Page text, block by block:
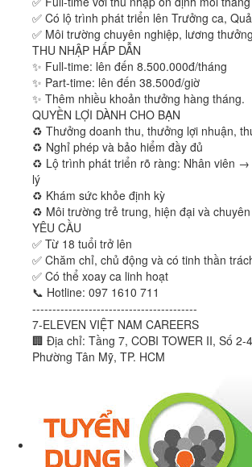
✅ Có lộ trình phát triển lên Trưởng ca,
✅ Môi trường chuyên nghiệp, lương
THU NHẬP HẤP DẪN
✨ Full-time: lên đến 8.500.000đ/tháng
✨ Part-time: lên đến 38.500đ/giờ
✨ Thêm nhiều khoản thưởng hàng tháng.
QUYỀN LỢI DÀNH CHO BẠN
♻️ Thưởng doanh thu, thưởng lợi nhuận,
♻️ Nghỉ phép và bảo hiểm đầy đủ
♻️ Lộ trình phát triển rõ ràng: Nhân viên
lý
♻️ Khám sức khỏe định kỳ
♻️ Môi trường trẻ trung, hiện đại và
YÊU CẦU
✅ Từ 18 tuổi trở lên
✅ Chăm chỉ, chủ động và có tinh thần
✅ Có thể xoay ca linh hoạt
📞 Hotline: 097 1610 711
-----------------------------------------
7-ELEVEN VIỆT NAM CAREERS
🏢 Địa chỉ: Tầng 7, COBI TOWER II, Số 2-
Phường Tân Mỹ, TP. HCM